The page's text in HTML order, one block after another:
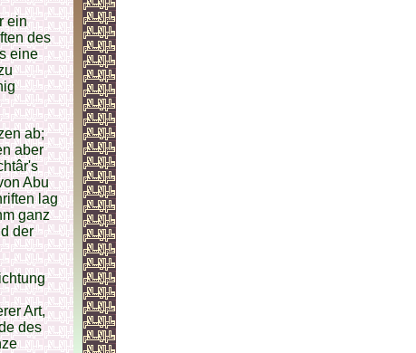
ein
des
eine
ab;
aber
Abu
lag
ganz
der
Art,
des